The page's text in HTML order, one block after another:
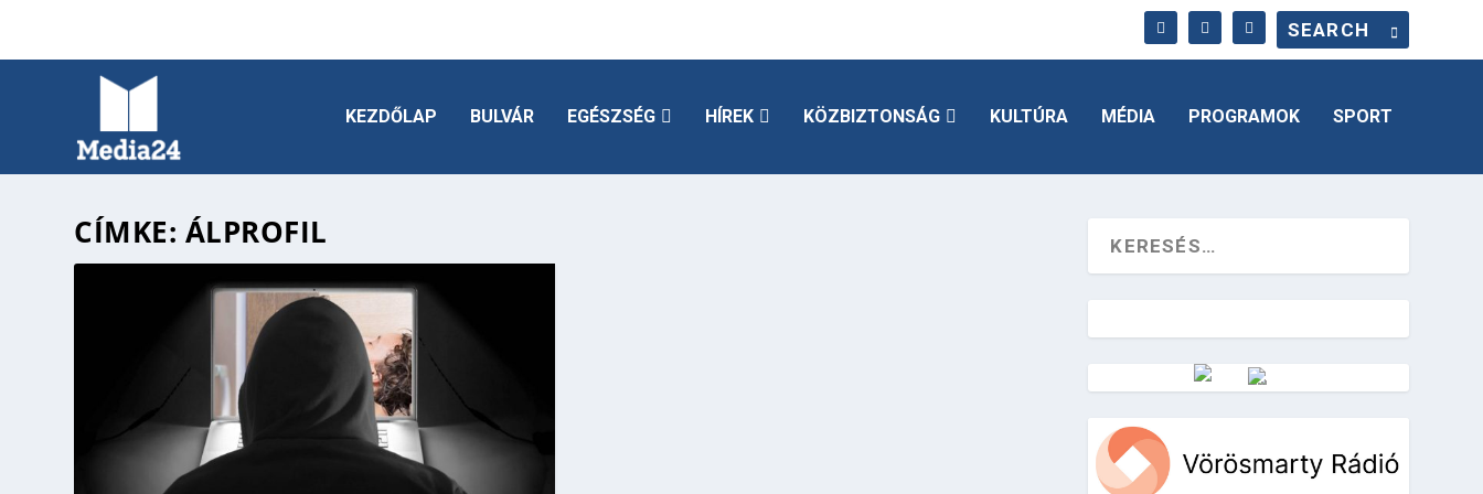
KEZDŐLAP BULVÁR EGÉSZSÉG HÍREK KÖZBIZTONSÁG KULTÚRA MÉDIA PROGRAMOK SPORT
CÍMKE: ÁLPROFIL
Vörösmarty Rádió